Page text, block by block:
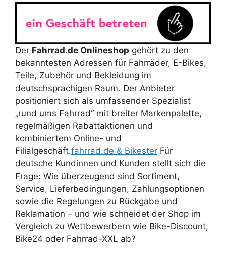
Der Fahrrad.de Onlineshop gehört zu den
bekanntesten Adressen für Fahrräder, E-Bikes,
Teile, Zubehör und Bekleidung im
deutschsprachigen Raum. Der Anbieter
positioniert sich als umfassender Spezialist
„rund ums Fahrrad“ mit breiter Markenpalette,
regelmäßigen Rabattaktionen und
kombiniertem Online- und
Filialgeschäft.fahrrad.de & Bikester Für
deutsche Kundinnen und Kunden stellt sich die
Frage: Wie überzeugend sind Sortiment,
Service, Lieferbedingungen, Zahlungsoptionen
sowie die Regelungen zu Rückgabe und
Reklamation – und wie schneidet der Shop im
Vergleich zu Wettbewerbern wie Bike-Discount,
Bike24 oder Fahrrad-XXL ab?